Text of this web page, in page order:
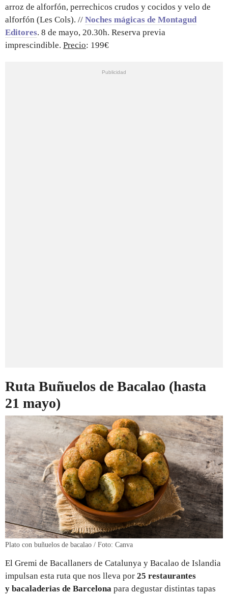
arroz de alforfón, perrechicos crudos y cocidos y velo de
alforfón (Les Cols). // Noches mágicas de Montagud
Editores. 8 de mayo, 20.30h. Reserva previa
imprescindible. Precio: 199€
Ruta Buñuelos de Bacalao (hasta
21 mayo)
Plato con buñuelos de bacalao / Foto: Canva
El Gremi de Bacallaners de Catalunya y Bacalao de Islandia
impulsan esta ruta que nos lleva por 25 restaurantes
y bacaladerias de Barcelona para degustar distintas tapas